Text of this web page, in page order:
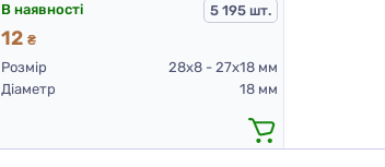
В наявності 5 195 шт.
12 ₴
Розмір
28х8 - 27х18 мм
Діаметр
18 мм